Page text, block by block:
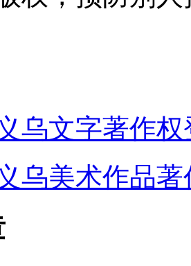
义乌文字著作
义乌美术作品